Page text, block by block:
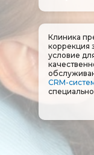
Клиника
коррекция
условие
CRM-